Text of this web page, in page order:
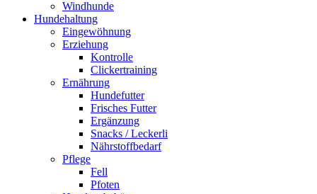
Windhunde
Hundehaltung
Eingewöhnung
Erziehung
Kontrolle
Clickertraining
Ernährung
Hundefutter
Frisches Futter
Ergänzung
Snacks / Leckerli
Nährstoffbedarf
Pflege
Fell
Pfoten